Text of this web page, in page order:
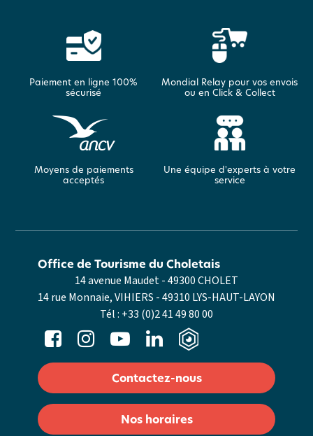
Paiement en ligne 100%
sécurisé
Mondial Relay pour vos envois
ou en Click & Collect
Moyens de paiements
acceptés
Une équipe d'experts à votre
service
14 avenue Maudet - 49300 CHOLET
14 rue Monnaie, VIHIERS - 49310 LYS-HAUT-LAYON
Tél : +33 (0)2 41 49 80 00
Office de Tourisme du Choletais
Contactez-nous
Nos horaires